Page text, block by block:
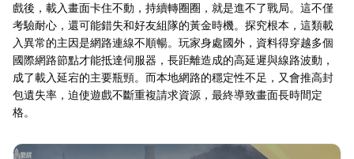
戲後，載入畫面卡住不動，持續轉圈圈，就是進不了戰局。這不僅
考驗耐心，還可能錯失和好友組隊的黃金時機。探究根本，這類載
入異常的主因是網路連線不順暢。玩家身處國外，資料得穿越多個
國際網路節點才能抵達伺服器，長距離造成的高延遲與線路波動，
成了載入延宕的主要瓶頸。而本地網路的穩定性不足，又會推高封
包遺失率，迫使遊戲不斷重複請求資源，最終導致畫面長時間定
格。